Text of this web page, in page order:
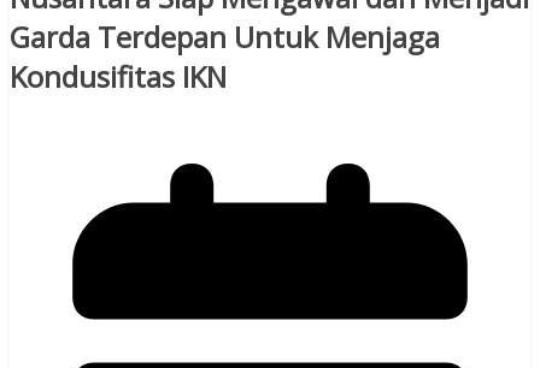
Garda Terdepan Untuk Menjaga
Kondusifitas IKN